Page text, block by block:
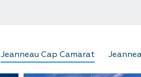
Jeanneau Cap Camarat